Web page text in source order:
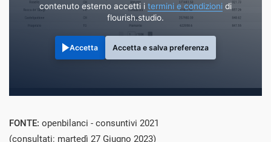
contenuto esterno accetti i termini e condizioni di
flourish.studio.
Accetta Accetta e salva preferenza
FONTE: openbilanci - consuntivi 2021
(consultati: martedì 27 Giugno 2023)